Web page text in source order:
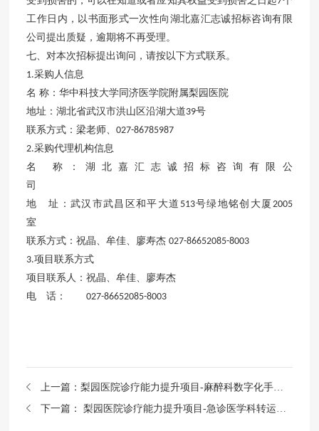
工作日内，以书面形式一次性向湖北嘉汇志诚招标咨询有限
公司提出质疑，逾期将不再受理。
七、对本次招标提出询问，请按以下方式联系。
1.采购人信息
名 称：华中科技大学同济医学院附属梨园医院
地址：湖北省武汉市洪山区沿湖大道39号
联系方式：梁老师、027-86785987
2.采购代理机构信息
名
称：湖北嘉汇志诚招标咨询有限公
司
地 址：武汉市武昌区和平大道 513号绿地铭创大厦 2005
室
联系方式：祝晶、牟佳、廖寿杰 027-86652085-8003
3.项目联系方式
项目联系人：祝晶、牟佳、廖寿杰
电 话：027-86652085-8003
上一篇：
下一篇：